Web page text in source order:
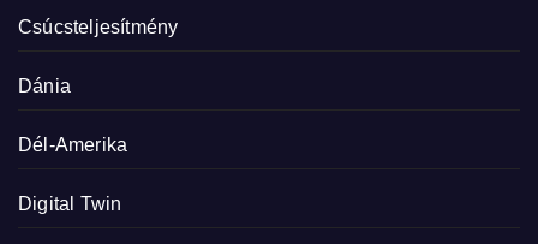
Csúcsteljesítmény
Dánia
Dél-Amerika
Digital Twin